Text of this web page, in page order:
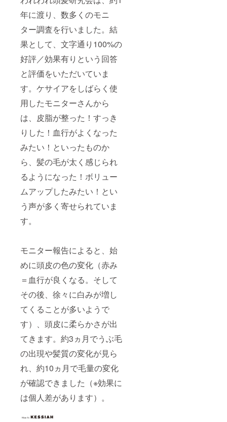
年に渡り、数多くのモニ
ター調査を行いました。結
果として、文字通り100%の
好評／効果有りという回答
と評価をいただいていま
す。ケサイアをしばらく使
用したモニターさんから
は、皮脂が整った！すっき
りした！血行がよくなった
みたい！といったものか
ら、髪の毛が太く感じられ
るようになった！ボリュー
ムアップしたみたい！とい
う声が多く寄せられていま
す。
モニター報告によると、始
めに頭皮の色の変化（赤み
＝血行が良くなる。そして
その後、徐々に白みが増し
てくることが多いようで
す）、頭皮に柔らかさが出
てきます。約3ヵ月でうぶ毛
の出現や髪質の変化が見ら
れ、約10ヵ月で毛量の変化
が確認できました（※効果に
は個人差があります）。